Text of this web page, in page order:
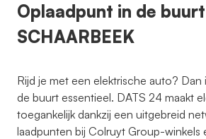
Oplaadpunt in de
SCHAARBEEK
Rijd je met een elektrische auto? Dan
de buurt essentieel. DATS 24 maakt
toegankelijk dankzij een uitgebreid
laadpunten bij Colruyt Group-winkels